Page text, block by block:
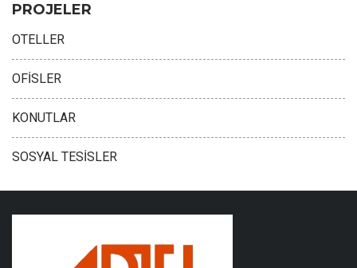
PROJELER
OTELLER
OFİSLER
KONUTLAR
SOSYAL TESİSLER